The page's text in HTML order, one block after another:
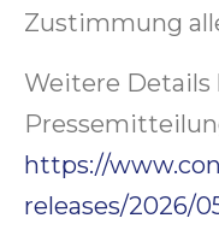
Zustimmung
Weitere Details
https://
releases/2026/